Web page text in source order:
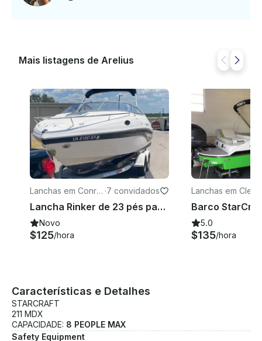
Mais listagens de Arelius
Lanchas em Conro
e
·7 convidados
Lancha Rinker de 23 pés para viagens de lazer em Conroe
Novo
$125/hora
Lanchas em Clear
ake Shores
5.0
$135/hora
Características e Detalhes
STARCRAFT
211 MDX
CAPACIDADE: 8 PEOPLE MAX
Safety Equipment